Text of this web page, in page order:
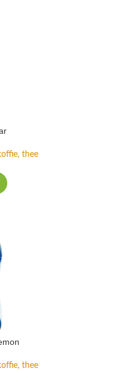
thee
thee